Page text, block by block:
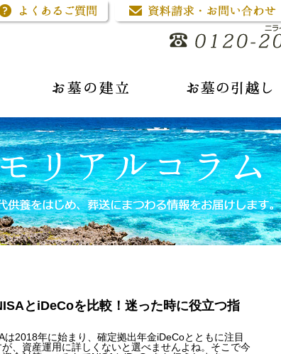
とiDeCoを比較！迷った時に役立つ指
は2018年に始まり、確定拠出年金iDeCoとともに注目
、資産運用に詳しくないと選べませんよね。そこで今